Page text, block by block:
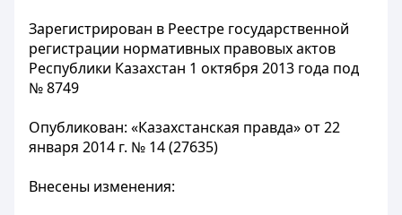
Зарегистрирован в Реестре государственной
регистрации нормативных правовых актов
Республики Казахстан 1 октября 2013 года под
№ 8749
Опубликован: «Казахстанская правда» от 22
января 2014 г. № 14 (27635)
Внесены изменения: